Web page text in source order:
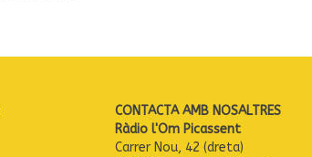
CONTACTA AMB NOSALTRES
Ràdio l'Om Picassent
Carrer Nou, 42 (dreta)